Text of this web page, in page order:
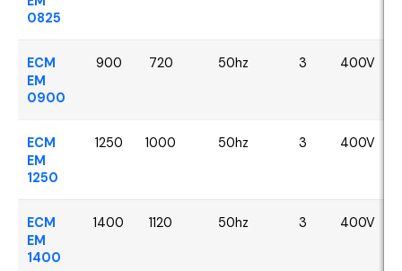
0825
ECM
EM
0900
900 720 50hz 3 400V
ECM
EM
1250
1250 1000 50hz 3 400V
ECM
EM
1400
1400 1120 50hz 3 400V